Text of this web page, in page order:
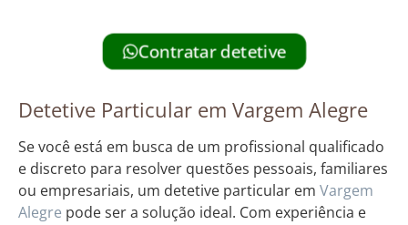
Contratar detetive
Detetive Particular em Vargem Alegre
Se você está em busca de um profissional qualificado
e discreto para resolver questões pessoais, familiares
ou empresariais, um detetive particular em Vargem
Alegre pode ser a solução ideal. Com experiência e